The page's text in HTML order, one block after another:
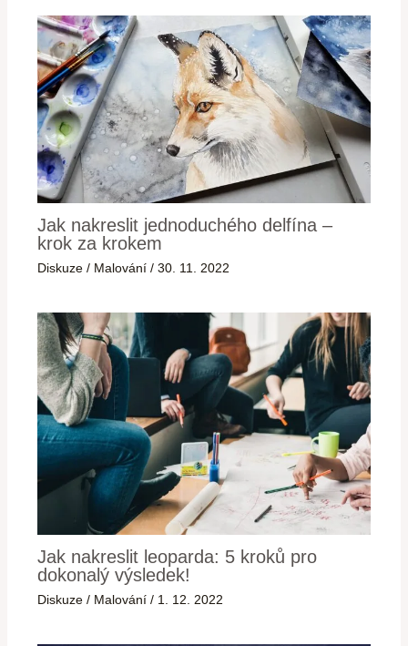
Jak nakreslit jednoduchého delfína –
krok za krokem
Diskuze / Malování /30. 11. 2022
Jak nakreslit leoparda: 5 kroků pro
dokonalý výsledek!
Diskuze / Malování / 1. 12. 2022